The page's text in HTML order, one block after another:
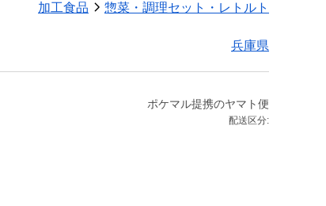
加工食品 惣菜・調理セット・レトルト
兵庫県
ポケマル提携のヤマト便
配送区分: